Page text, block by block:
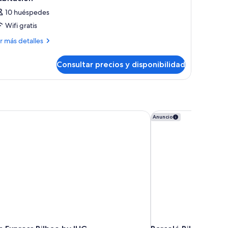
10 huéspedes
Wifi gratis
más detalles
Consultar precios y disponibilidad
Bilbao by IHG Anuncio
Barceló Bilbao